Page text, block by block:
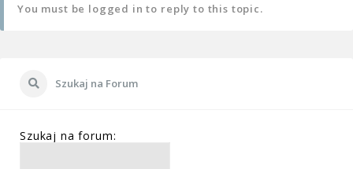
You must be logged in to reply to this topic.
Szukaj na Forum
Szukaj na forum: